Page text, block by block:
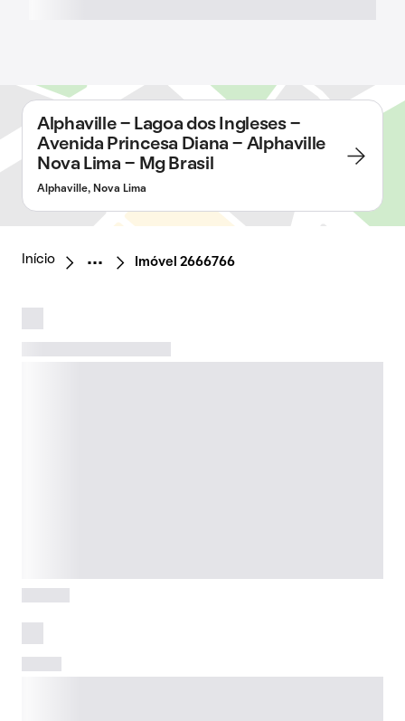
Alphaville - Lagoa dos Ingleses -
Avenida Princesa Diana - Alphaville
Nova Lima - Mg Brasil
Alphaville, Nova Lima
Início Imóvel 2666766